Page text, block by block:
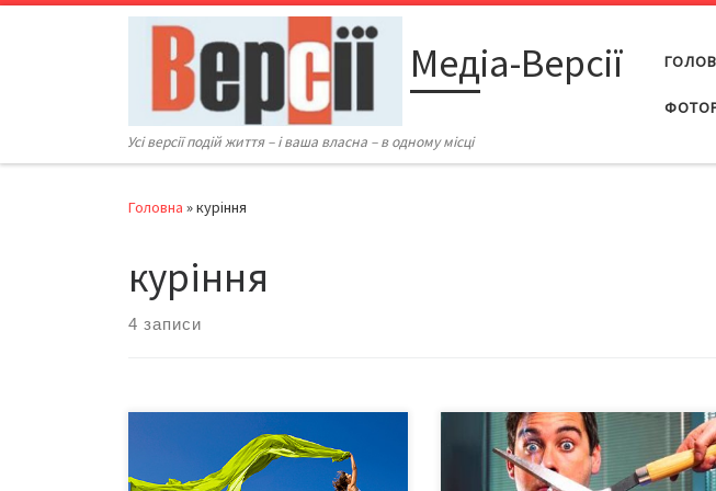
Перейти до вмісту
Медіа-Версії
Усі версії подій життя – і ваша власна – в одному місці
Головна »куріння
куріння
4 записи
*для збереження здоров’я треба
щодня з’їдати не менше 5 порцій
овочів і фруктів (порція – це одне
Курці, які прагнуть значно знизити
ризик серцевих захворювань та
інсульту, повинні кинути палити, а